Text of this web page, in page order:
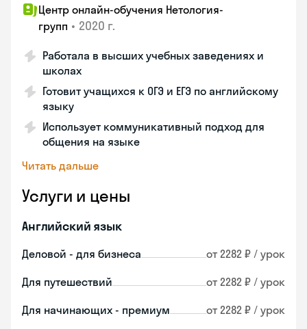
Центр онлайн-обучения Нетология-
групп • 2020 г.
Работала в высших учебных заведениях и
школах
Готовит учащихся к ОГЭ и ЕГЭ по английскому
языку
Использует коммуникативный подход для
общения на языке
Читать дальше
Услуги и цены
Английский язык
Деловой - для бизнеса от 2282 ₽ / урок
Для путешествий от 2282 ₽ / урок
Для начинающих - премиум от 2282 ₽ / урок